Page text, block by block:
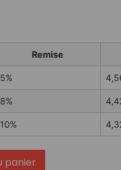
Remise
5%
8%
10%
panier